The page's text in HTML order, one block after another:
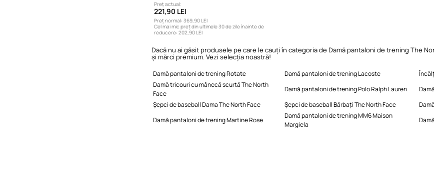
Preț actual:
221,90 LEI
Preț normal: 369,90 LEI
Cel mai mic preț din ultimele 30 de zile înainte de
reducere: 202,90 LEI
Dacă nu ai găsit produsele pe care le cauți în categoria de Damă pantaloni de trening The
și mărci premium. Vezi selecția noastră!
Damă pantaloni de trening Rotate Damă pantaloni de trening Lacoste
Damă tricouri cu mânecă scurtă The North
Face
Damă pantaloni de trening Polo Ralph Lauren
Șepci de baseball Dama The North Face
Șepci de baseball Bărbați The North Face
Damă pantaloni de trening Martine Rose
Damă pantaloni de trening MM6 Maison
Margiela